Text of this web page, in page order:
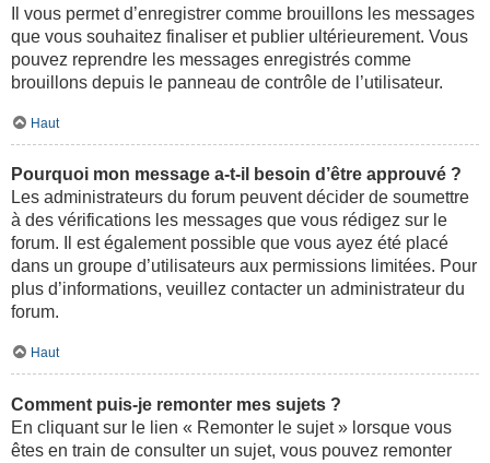
Il vous permet d’enregistrer comme brouillons les messages
que vous souhaitez finaliser et publier ultérieurement. Vous
pouvez reprendre les messages enregistrés comme
brouillons depuis le panneau de contrôle de l’utilisateur.
Haut
Pourquoi mon message a-t-il besoin d’être approuvé ?
Les administrateurs du forum peuvent décider de soumettre
à des vérifications les messages que vous rédigez sur le
forum. Il est également possible que vous ayez été placé
dans un groupe d’utilisateurs aux permissions limitées. Pour
plus d’informations, veuillez contacter un administrateur du
forum.
Haut
Comment puis-je remonter mes sujets ?
En cliquant sur le lien « Remonter le sujet » lorsque vous
êtes en train de consulter un sujet, vous pouvez remonter